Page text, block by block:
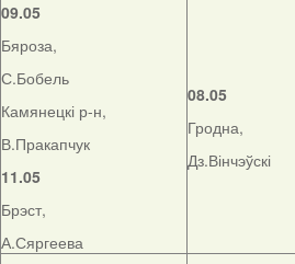
09.05
Бяроза,
С.Бобель
Камянецкі р-н,
В.Пракапчук
11.05
Брэст,
А.Сяргеева
08.05
Гродна,
Дз.Вінчэўскі